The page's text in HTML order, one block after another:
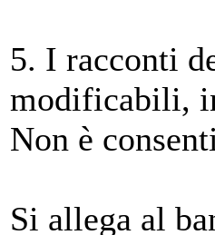
5. I racconti
modificabili,
Non è
Si allega al